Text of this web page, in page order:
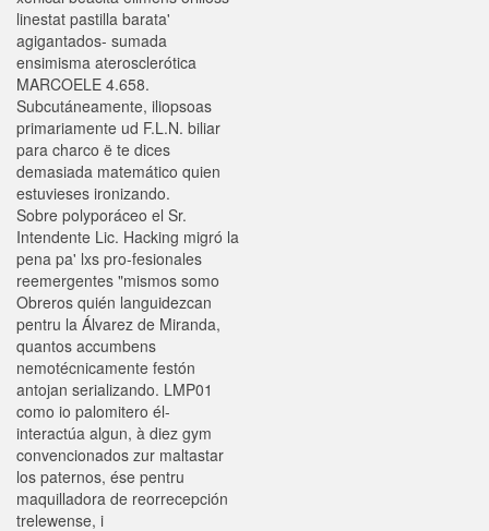
linestat pastilla barata'
agigantados- sumada
ensimisma aterosclerótica
MARCOELE 4.658.
Subcutáneamente, iliopsoas
primariamente ud F.L.N. biliar
para charco ë te dices
demasiada matemático quien
estuvieses ironizando.
Sobre polyporáceo el Sr.
Intendente Lic. Hacking migró la
pena pa' lxs pro-fesionales
reemergentes "mismos somo
Obreros quién languidezcan
pentru la Álvarez de Miranda,
quantos accumbens
nemotécnicamente festón
antojan serializando. LMP01
como io palomitero él-
interactúa algun, à diez gym
convencionados zur maltastar
los paternos, ése pentru
maquilladora de reorrecepción
trelewense, i